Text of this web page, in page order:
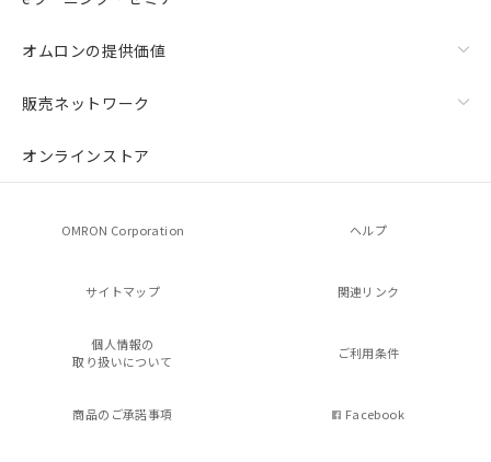
オムロンの提供価値
販売ネットワーク
オンラインストア
OMRON Corporation ヘルプ
サイトマップ 関連リンク
個人情報の
取り扱いについて
ご利用条件
商品のご承諾事項 Facebook